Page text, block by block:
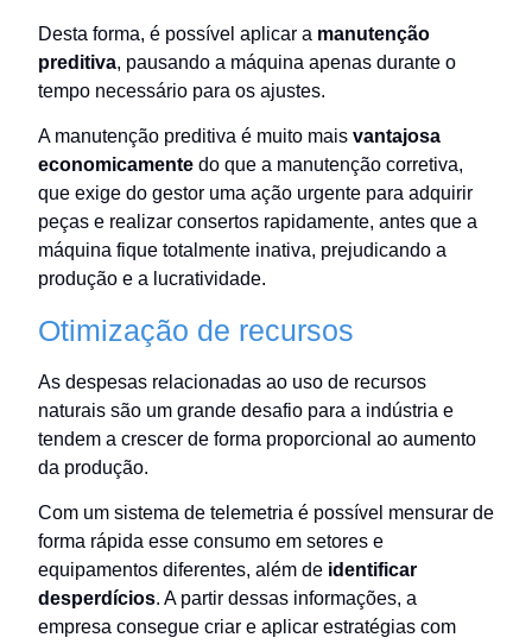
Desta forma, é possível aplicar a manutenção
preditiva, pausando a máquina apenas durante o
tempo necessário para os ajustes.
A manutenção preditiva é muito mais vantajosa
economicamente do que a manutenção corretiva,
que exige do gestor uma ação urgente para adquirir
peças e realizar consertos rapidamente, antes que a
máquina fique totalmente inativa, prejudicando a
produção e a lucratividade.
Otimização de recursos
As despesas relacionadas ao uso de recursos
naturais são um grande desafio para a indústria e
tendem a crescer de forma proporcional ao aumento
da produção.
Com um sistema de telemetria é possível mensurar de
forma rápida esse consumo em setores e
equipamentos diferentes, além de identificar
desperdícios. A partir dessas informações, a
empresa consegue criar e aplicar estratégias com